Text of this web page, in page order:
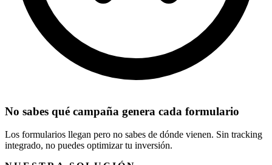
No sabes qué campaña genera cada formulario
Los formularios llegan pero no sabes de dónde vienen. Sin tracking
integrado, no puedes optimizar tu inversión.